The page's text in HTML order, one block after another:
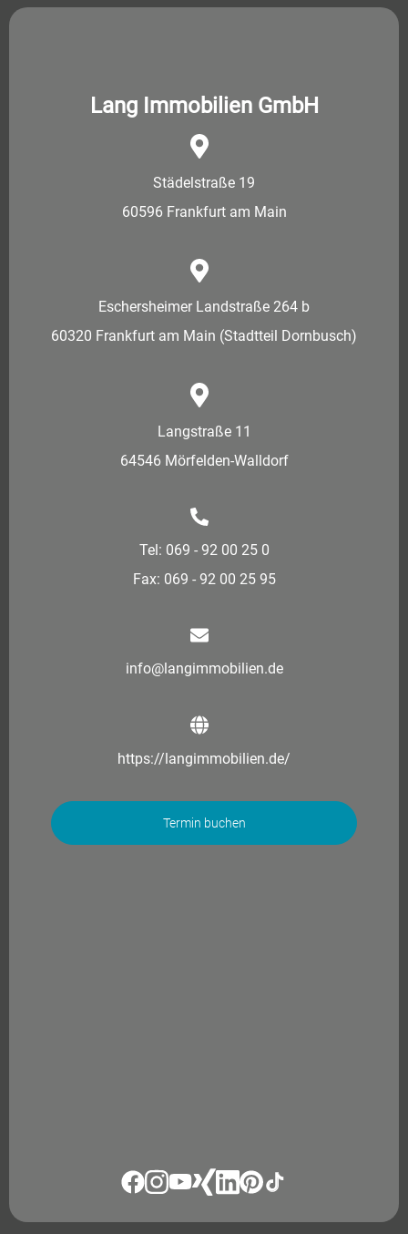
Lang Immobilien GmbH
Städelstraße 19
60596 Frankfurt am Main
Eschersheimer Landstraße 264 b
60320 Frankfurt am Main (Stadtteil Dornbusch)
Langstraße 11
64546 Mörfelden-Walldorf
Tel: 069 - 92 00 25 0
Fax: 069 - 92 00 25 95
info@langimmobilien.de
https://langimmobilien.de/
Termin buchen